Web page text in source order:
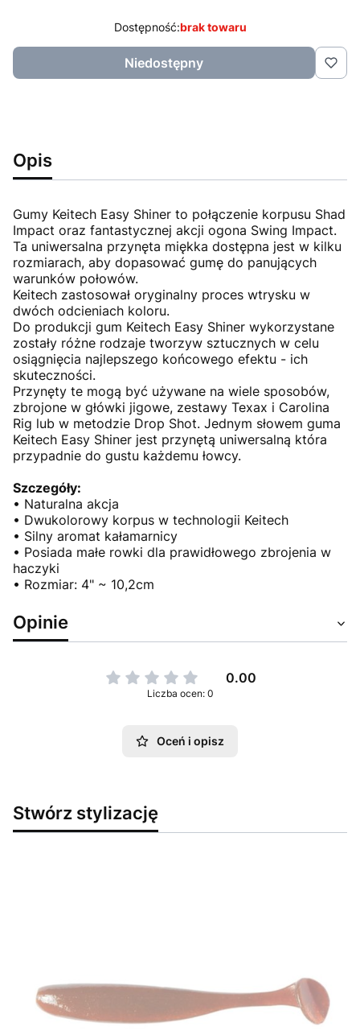
Dostępność:brak towaru
Niedostępny
Opis
Gumy Keitech Easy Shiner to połączenie korpusu Shad
Impact oraz fantastycznej akcji ogona Swing Impact.
Ta uniwersalna przynęta miękka dostępna jest w kilku
rozmiarach, aby dopasować gumę do panujących
warunków połowów.
Keitech zastosował oryginalny proces wtrysku w
dwóch odcieniach koloru.
Do produkcji gum Keitech Easy Shiner wykorzystane
zostały różne rodzaje tworzyw sztucznych w celu
osiągnięcia najlepszego końcowego efektu - ich
skuteczności.
Przynęty te mogą być używane na wiele sposobów,
zbrojone w główki jigowe, zestawy Texax i Carolina
Rig lub w metodzie Drop Shot. Jednym słowem guma
Keitech Easy Shiner jest przynętą uniwersalną która
przypadnie do gustu każdemu łowcy.
Szczegóły:
• Naturalna akcja
• Dwukolorowy korpus w technologii Keitech
• Silny aromat kałamarnicy
• Posiada małe rowki dla prawidłowego zbrojenia w
haczyki
• Rozmiar: 4" ~ 10,2cm
Opinie
0.00
Liczba ocen: 0
Oceń i opisz
Stwórz stylizację